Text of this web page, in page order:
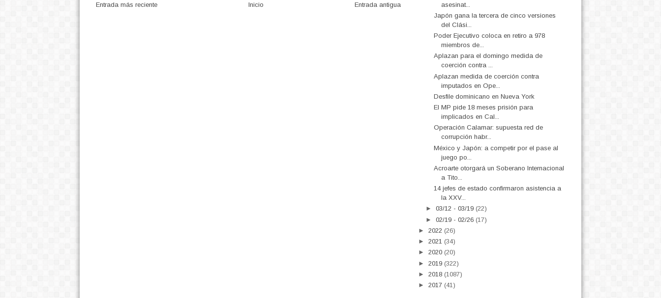
Entrada más reciente Entrada antigua
Inicio
asesinat...
Japón gana la tercera de cinco versiones
del Clási...
Poder Ejecutivo coloca en retiro a 978
miembros de...
Aplazan para el domingo medida de
coerción contra ...
Aplazan medida de coerción contra
imputados en Ope...
Desfile dominicano en Nueva York
El MP pide 18 meses prisión para
implicados en Cal...
Operación Calamar: supuesta red de
corrupción habr...
México y Japón: a competir por el pase al
juego po...
Acroarte otorgará un Soberano Internacional
a Tito...
14 jefes de estado confirmaron asistencia a
la XXV...
►03/12 - 03/19 (22)
►02/19 - 02/26 (17)
► 2022 (26)
► 2021 (34)
► 2020 (20)
► 2019 (322)
► 2018 (1087)
► 2017 (41)